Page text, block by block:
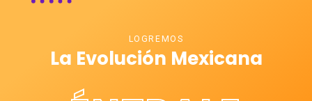
LOGREMOS
La Evolución Mexicana